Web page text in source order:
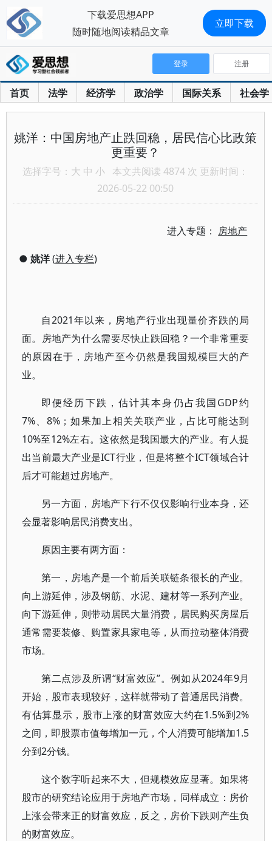
首页 法学 经济学 政治学 国际关系 社会学
登录 注册
姚洋：中国房地产止跌回稳，居民信心比政策
更重要？
选择字号： 大 中 小 本文共阅读 4874 次 更新时间：
2026-05-22 00:50
进入专题： 房地产
● 姚洋(进入专栏)
自2021年以来，房地产行业出现量价齐跌的局
面。房地产为什么需要尽快止跌回稳？一个非常重要
的原因在于，房地产至今仍然是我国规模巨大的产
业。
即便经历下跌，估计其本身仍占我国GDP约
7%、8%；如果加上相关关联产业，占比可能达到
10%至12%左右。这依然是我国最大的产业。有人提
出当前最大产业是ICT行业，但是将整个ICT领域合计
后才可能超过房地产。
另一方面，房地产下行不仅仅影响行业本身，还
会显著影响居民消费支出。
原因主要有两方面：
第一，房地产是一个前后关联链条很长的产业。
向上游延伸，涉及钢筋、水泥、建材等一系列产业。
向下游延伸，则带动居民大量消费，居民购买房屋后
通常需要装修、购置家具家电等，从而拉动整体消费
市场。
第二点涉及所谓“财富效应”。例如从2024年9月
开始，股市表现较好，这样就带动了普通居民消费。
有估算显示，股市上涨的财富效应大约在1.5%到2%
之间，即股票市值每增加一元，个人消费可能增加1.5
分到2分钱。
这个数字听起来不大，但规模效应显著。如果将
股市的研究结论应用于房地产市场，同样成立：房价
上涨会带来正的财富效应，反之，房价下跌则产生负
的财富效应。
下载爱思想APP
随时随地阅读精品文章
立即下载